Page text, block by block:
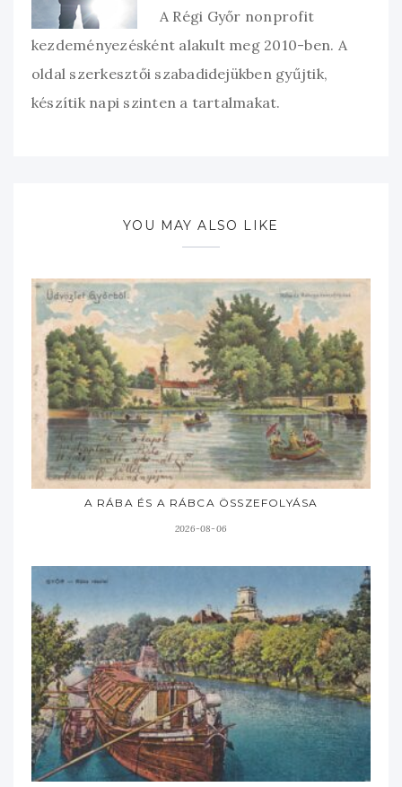
A Régi Győr nonprofit
kezdeményezésként alakult meg 2010-ben. A
oldal szerkesztői szabadidejükben gyűjtik,
készítik napi szinten a tartalmakat.
YOU MAY ALSO LIKE
A RÁBA ÉS A RÁBCA ÖSSZEFOLYÁSA
2026-08-06